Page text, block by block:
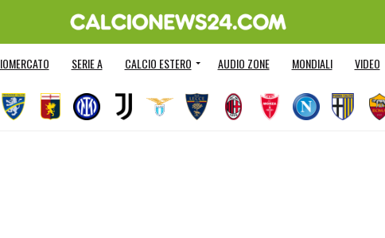
SERIE A CALCIO ESTERO AUDIO ZONE MONDIALI VIDEO